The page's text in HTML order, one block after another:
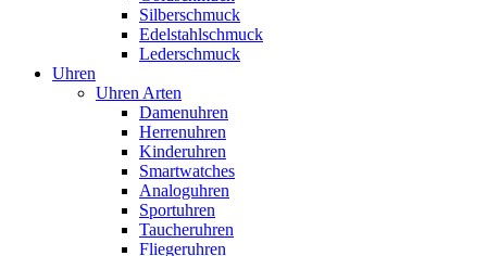
Silberschmuck
Edelstahlschmuck
Lederschmuck
Uhren
Uhren Arten
Damenuhren
Herrenuhren
Kinderuhren
Smartwatches
Analoguhren
Sportuhren
Taucheruhren
Fliegeruhren